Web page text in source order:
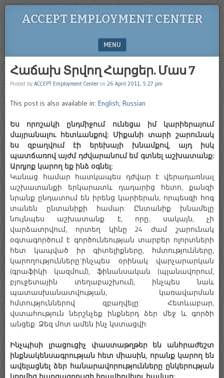
ACCEPT EMPLOYMENT CENTER
MENU
SKIP TO CONTENT
Հաճախ Տրվող Հարցեր. Մաս 7
Posted by ACCEPT Employment Center on 26 April 2011, 5:27 pm
This post is also available in: English, Russian
Ես որոշակի ընդմիջում ունեցա իմ կարիերայում
մայրանալու հետևանքով: Միքանի տարի շարունակ
ես զբաղվում էի երեխայի խնամքով, այդ իսկ
պատճառով այժմ դժվարանում եմ գտնել աշխատանք:
Արդյոք կարող եք ինձ օգնել:
Կանաց համար հատկապես դժվար է վերադառնալ
աշխատանքի երկարատև դադարից հետո, քանզի
նրանք ընդատում են իրենց կարիերան, որպեսզի հոգ
տանեն ընտանիքի համար: Ընտանիք խնամելը
նույնպես աշխատանք է, որը, սակայն, չի
վարձատրվում, որտեղ կինը 24 ժամ շարունակ
օգտագործում է գործունեության տարբեր ոլորտների
հետ կապված իր գիտելիքները, հմտությունները,
կարողությունները`ինչպես օրինակ վարչարարկան
(գրաֆիկի կազմում), ֆինանսական (պլանավորում,
բյուջետային տեղաբաշխում), ինչպես նաև
պատասխանատվության, կառավարման
հմտություններով զբաղվելը: Հետևաբար,
վստահություն ներշնչեք ինքներդ ձեր մեջ և գործի
անցեք: Ձեզ մոտ ամեն ինչ կստացվի:
Ինչպիսի լրացուցիչ փաստաթղթեր են անհրաժեշտ
ինքնակենսագրության հետ միասին, որանք կարող են
ավելացնել ձեր հանարավորությունները ընկերության